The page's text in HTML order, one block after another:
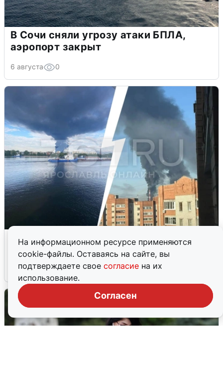
На информационном ресурсе применяются
cookie-файлы. Оставаясь на сайте, вы
подтверждаете свое согласие на их
использование.
Согласен
В Сочи сняли угрозу атаки БПЛА,
аэропорт закрыт
6 августа 0
Ночная атака БПЛА на Ярославль:
попадания и последствия
6 августа 0